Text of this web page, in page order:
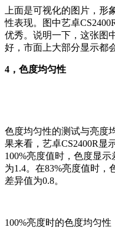
上面是可视化的图片，形
性表现。图中艺卓
优秀。说明一下，这张图
好，市面上大部分显示都
4，色度均匀性
色度均匀性的测试与亮度
果来看，艺卓CS2400R显
100%亮度值时，色度显
为1.4。在83%亮度值时，
差异值为0.8。
100%亮度时的色度均匀性